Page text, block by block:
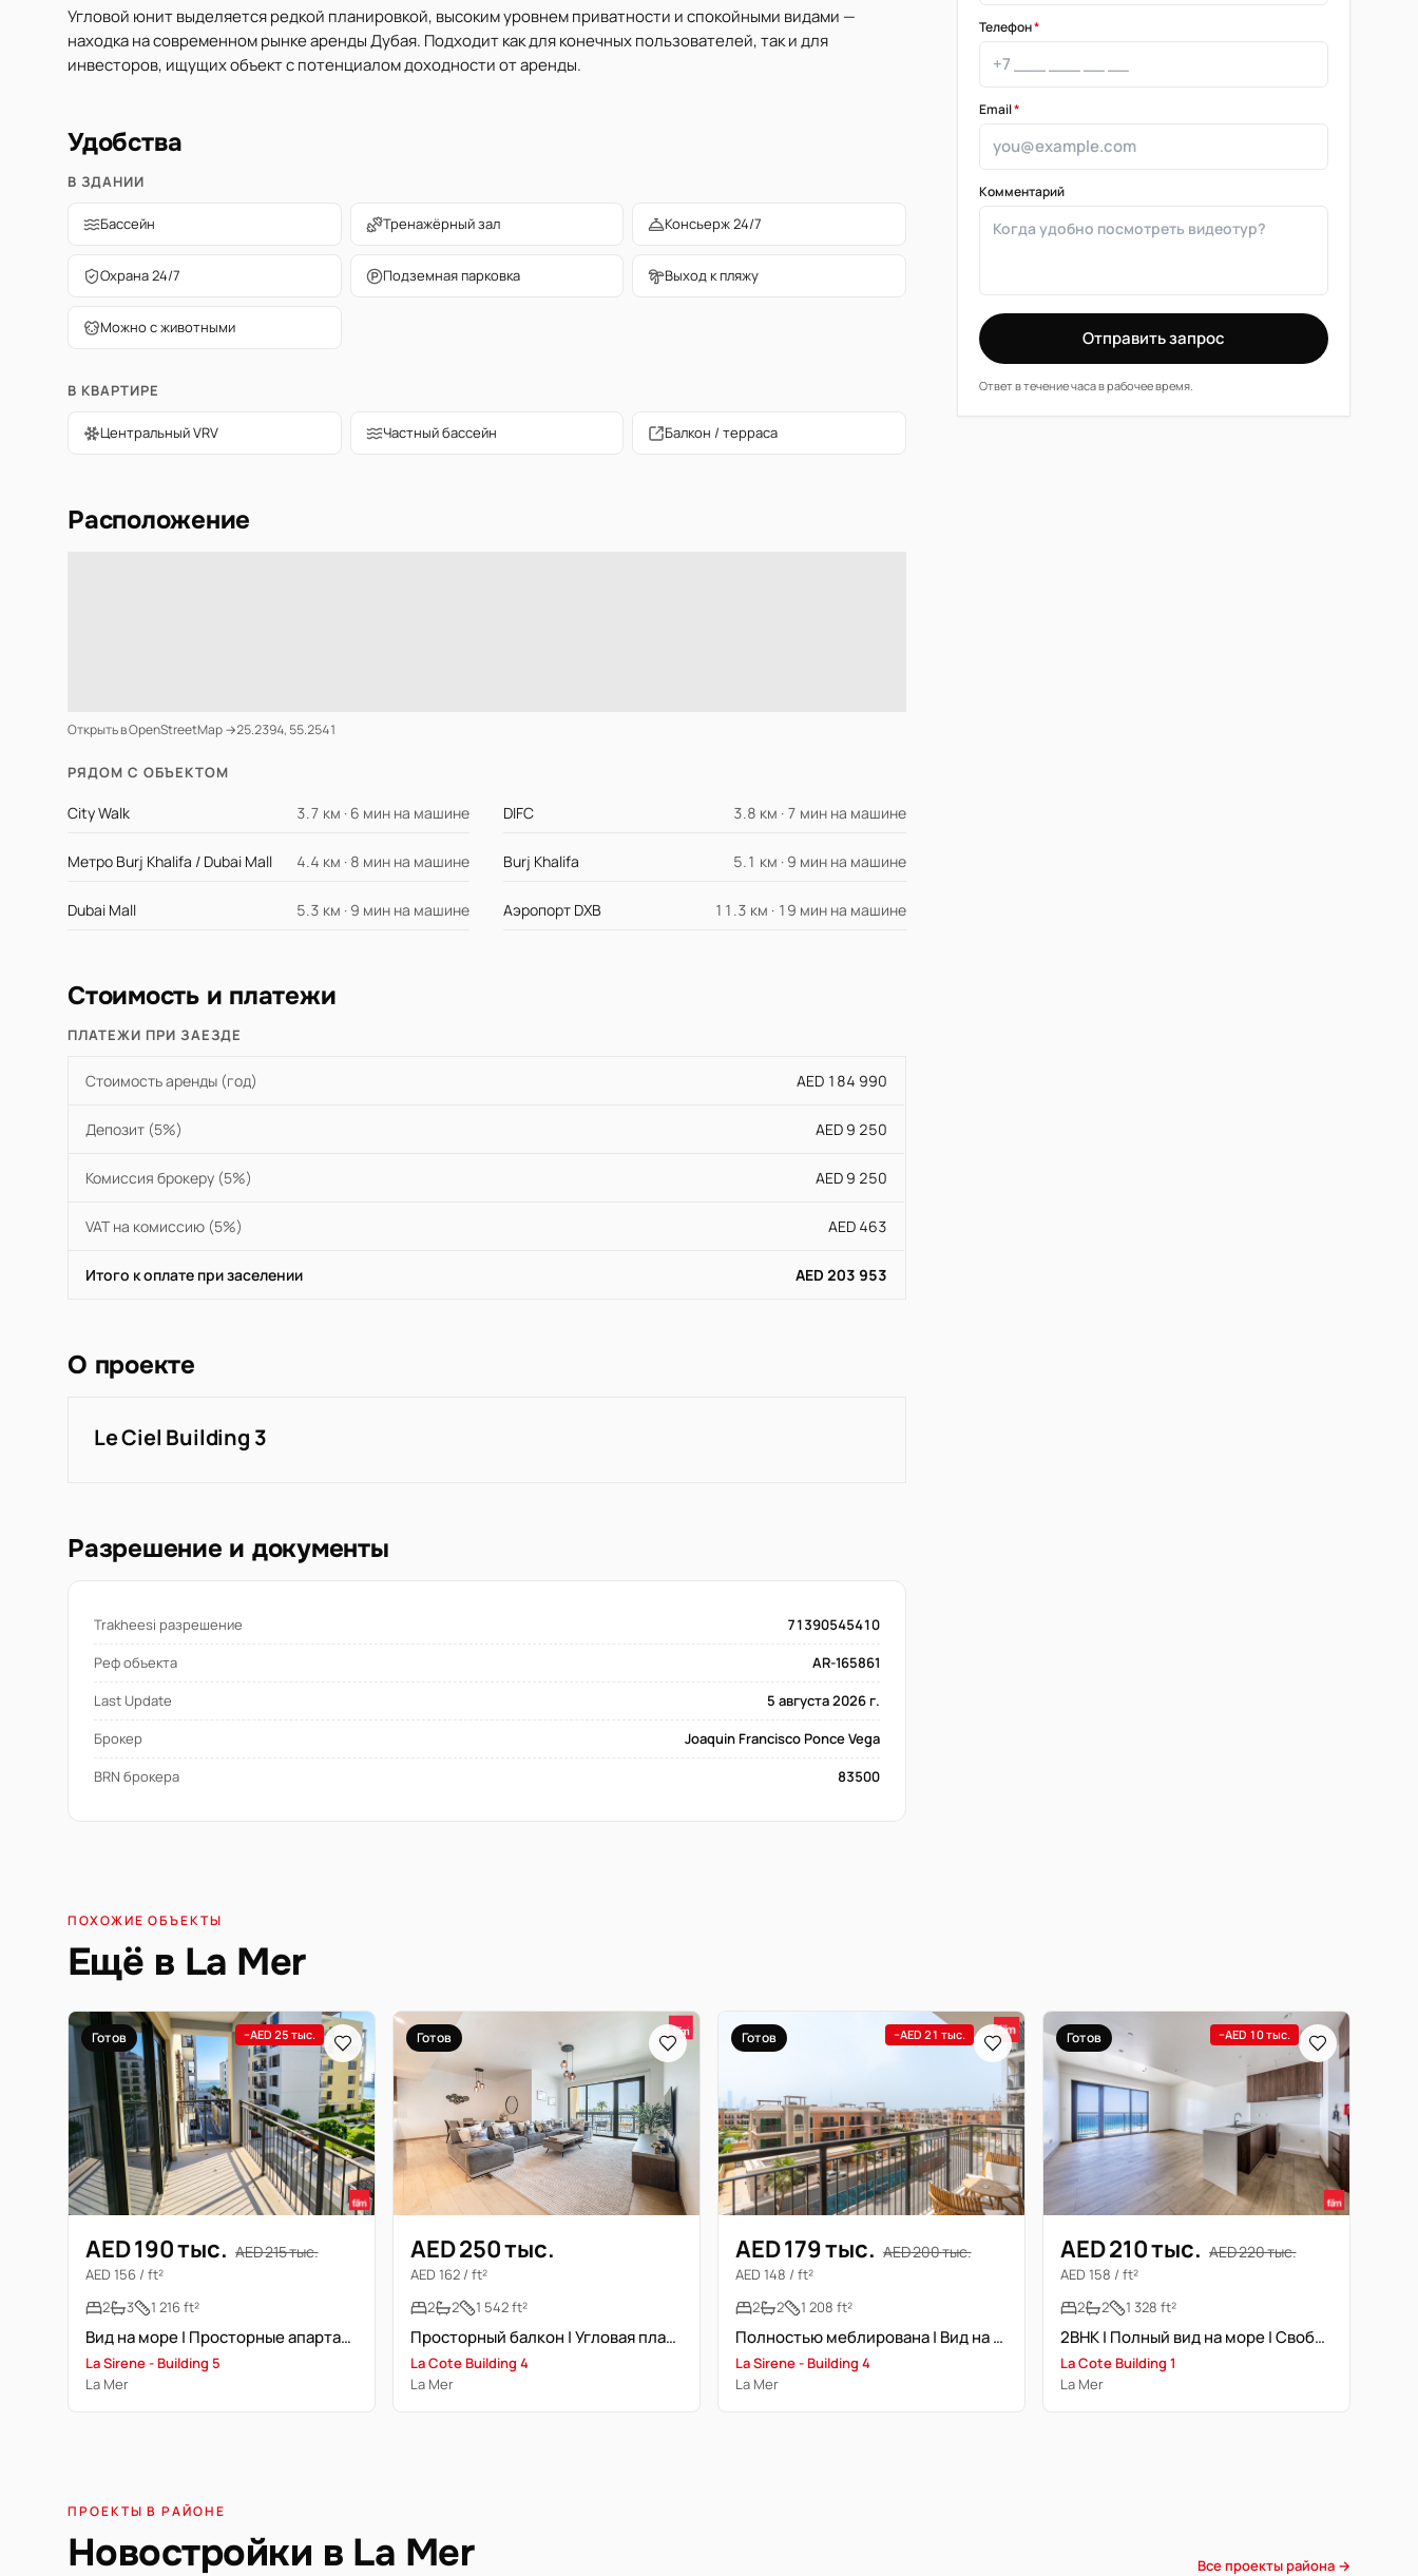
Угловой юнит выделяется редкой планировкой, высоким уровнем приватности и спокойными видами —
находка на современном рынке аренды Дубая. Подходит как для конечных пользователей, так и для
инвесторов, ищущих объект с потенциалом доходности от аренды.
Удобства
В ЗДАНИИ
Бассейн Тренажёрный зал Консьерж 24/7
Охрана 24/7 Подземная парковка Выход к пляжу
Можно с животными
В КВАРТИРЕ
Центральный VRV Частный бассейн Балкон / терраса
Расположение
Открыть в OpenStreetMap →25.2394, 55.2541
РЯДОМ С ОБЪЕКТОМ
City Walk 3.7 км · 6 мин на машине DIFC 3.8 км · 7 мин на машине
Метро Burj Khalifa / Dubai Mall 4.4 км · 8 мин на машине Burj Khalifa 5.1 км · 9 мин на машине
Dubai Mall 5.3 км · 9 мин на машине Аэропорт DXB 11.3 км · 19 мин на машине
Стоимость и платежи
ПЛАТЕЖИ ПРИ ЗАЕЗДЕ
Стоимость аренды (год) AED 184 990
Депозит (5%) AED 9 250
Комиссия брокеру (5%) AED 9 250
VAT на комиссию (5%) AED 463
Итого к оплате при заселении AED 203 953
О проекте
Le Ciel Building 3
Разрешение и документы
Trakheesi разрешение
71390545410
Реф объекта
AR-165861
Last Update
5 августа 2026 г.
Брокер
Joaquin Francisco Ponce Vega
BRN брокера
83500
Телефон*
Email*
Комментарий
Отправить запрос
Ответ в течение часа в рабочее время.
ПОХОЖИЕ ОБЪЕКТЫ
Ещё в La Mer
Готов −AED 25 тыс.
AED 190 тыс. AED 215 тыс.
AED 156 / ft²
2
3 1 216 ft²
Вид на море | Просторные апартаменты | Двойной балкон
La Sirene - Building 5
La Mer
Готов
AED 250 тыс.
AED 162 / ft²
2
2 1 542 ft²
Просторный балкон | Угловая планировка | Вид на море
La Cote Building 4
La Mer
Готов −AED 21 тыс.
AED 179 тыс. AED 200 тыс.
AED 148 / ft²
2
2 1 208 ft²
Полностью меблирована | Вид на виллы | Большой балкон
La Sirene - Building 4
La Mer
Готов −AED 10 тыс.
AED 210 тыс. AED 220 тыс.
AED 158 / ft²
2
2 1 328 ft²
2BHK | Полный вид на море | Свободна в ближайшее время
La Cote Building 1
La Mer
ПРОЕКТЫ В РАЙОНЕ
Новостройки в La Mer Все проекты района →